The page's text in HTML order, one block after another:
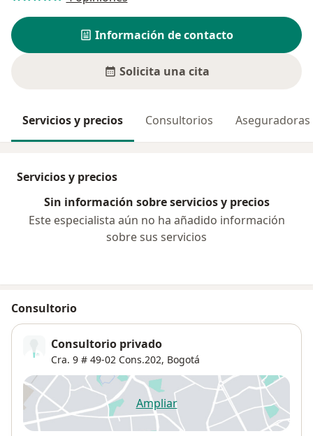
Información de contacto
Solicita una cita
Servicios y precios Consultorios Aseguradoras
Servicios y precios
Sin información sobre servicios y precios
Este especialista aún no ha añadido información
sobre sus servicios
Consultorio
Consultorio privado
Cra. 9 # 49-02 Cons.202, Bogotá
Ampliarse abre en una nueva